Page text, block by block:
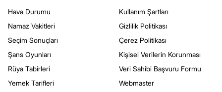
Hava Durumu
Namaz Vakitleri
Seçim Sonuçları
Şans Oyunları
Rüya Tabirleri
Yemek Tarifleri
Kullanım Şartları
Gizlilik Politikası
Çerez Politikası
Kişisel Verilerin Korunması
Veri Sahibi Başvuru Formu
Webmaster